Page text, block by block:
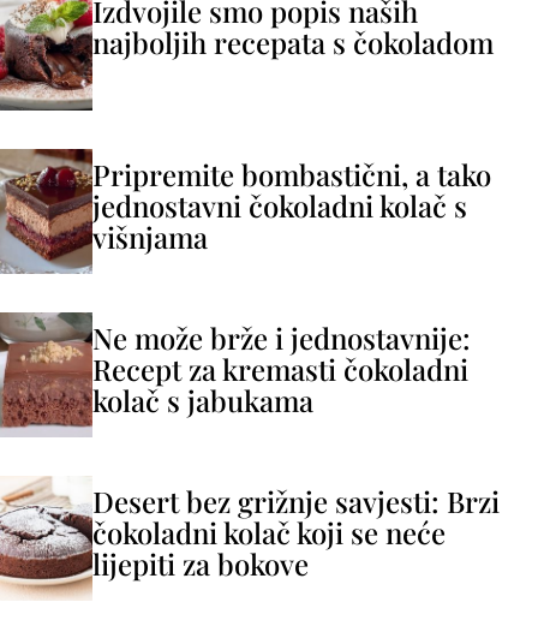
Izdvojile smo popis naših
najboljih recepata s čokoladom
Pripremite bombastični, a tako
jednostavni čokoladni kolač s
višnjama
Ne može brže i jednostavnije:
Recept za kremasti čokoladni
kolač s jabukama
Desert bez grižnje savjesti: Brzi
čokoladni kolač koji se neće
lijepiti za bokove